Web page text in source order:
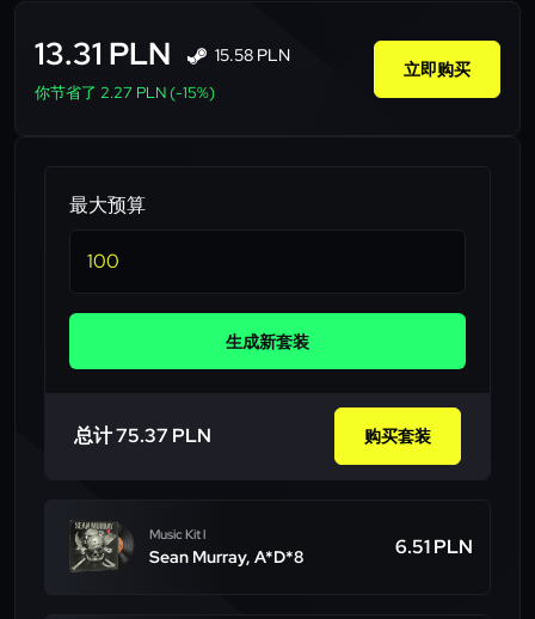
13.31 PLN 15.58 PLN
你节省了 2.27 PLN (-15%)
立即购买
最大预算
生成新套装
总计 75.37 PLN 购买套装
Music Kit l
Sean Murray, A*D*8 6.51 PLN